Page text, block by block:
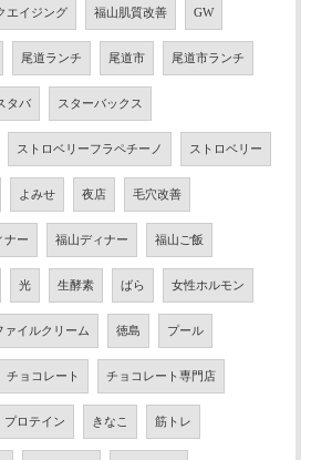
エイジング 福山肌質改善 GW
尾道ランチ 尾道市 尾道市ランチ
タバ スターバックス
ストロベリーフラペチーノ ストロベリー
よみせ 夜店 毛穴改善
ナー 福山ディナー 福山ご飯
光 生酵素 ばら 女性ホルモン
ァイルクリーム 徳島 プール
チョコレート チョコレート専門店
プロテイン きなこ 筋トレ